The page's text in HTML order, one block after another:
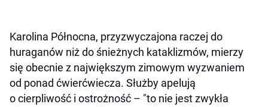
Karolina Północna, przyzwyczajona raczej do
huraganów niż do śnieżnych kataklizmów, mierzy
się obecnie z największym zimowym wyzwaniem
od ponad ćwierćwiecza. Służby apelują
o cierpliwość i ostrożność – "to nie jest zwykła